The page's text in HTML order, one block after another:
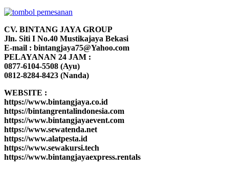
CV. BINTANG JAYA GROUP
Jln. Siti I No.40 Mustikajaya Bekasi
E-mail : bintangjaya75@Yahoo.com
PELAYANAN 24 JAM :
0877-6104-5508 (Ayu)
0812-8284-8423 (Nanda)
WEBSITE :
https://www.bintangjaya.co.id
https://bintangrentalindonesia.com
https://www.bintangjayaevent.com
https://www.sewatenda.net
https://www.alatpesta.id
https://www.sewakursi.tech
https://www.bintangjayaexpress.rentals